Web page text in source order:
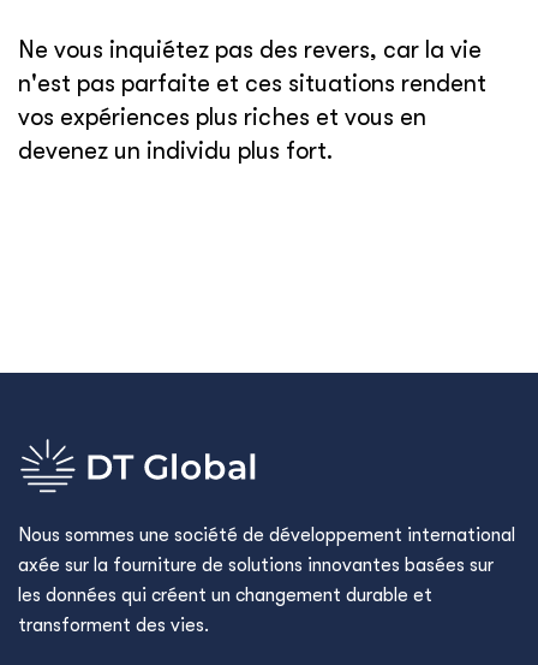
Ne vous inquiétez pas des revers, car la vie
n'est pas parfaite et ces situations rendent
vos expériences plus riches et vous en
devenez un individu plus fort.
Nous sommes une société de développement international
axée sur la fourniture de solutions innovantes basées sur
les données qui créent un changement durable et
transforment des vies.